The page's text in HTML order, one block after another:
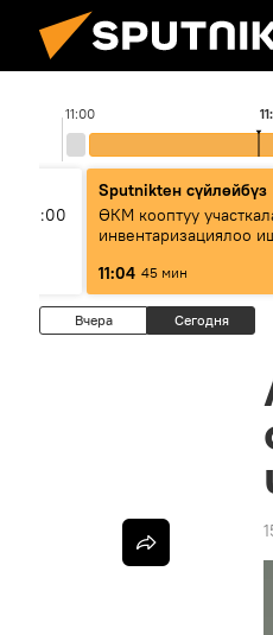
11:00
11:00
Sputnikteн сүйлөйбүз
ӨКМ кооптуу
инвентаризациялоо
жүргүзүүдө — иш
11:04 45 мин
Вчера Сегодня